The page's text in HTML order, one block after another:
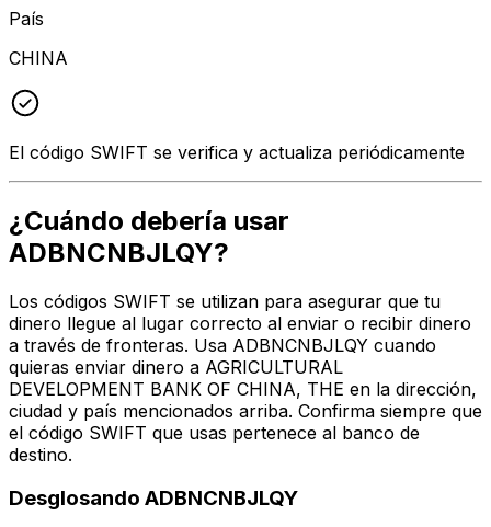
País
CHINA
El código SWIFT se verifica y actualiza periódicamente
¿Cuándo debería usar
ADBNCNBJLQY?
Los códigos SWIFT se utilizan para asegurar que tu
dinero llegue al lugar correcto al enviar o recibir dinero
a través de fronteras. Usa ADBNCNBJLQY cuando
quieras enviar dinero a AGRICULTURAL
DEVELOPMENT BANK OF CHINA, THE en la dirección,
ciudad y país mencionados arriba. Confirma siempre que
el código SWIFT que usas pertenece al banco de
destino.
Desglosando ADBNCNBJLQY